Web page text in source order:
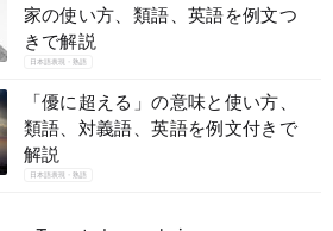
家の使い方、類語、英語を例文つ
きで解説
日本語表現・熟語
「優に超える」の意味と使い方、
類語、対義語、英語を例文付きで
解説
日本語表現・熟語